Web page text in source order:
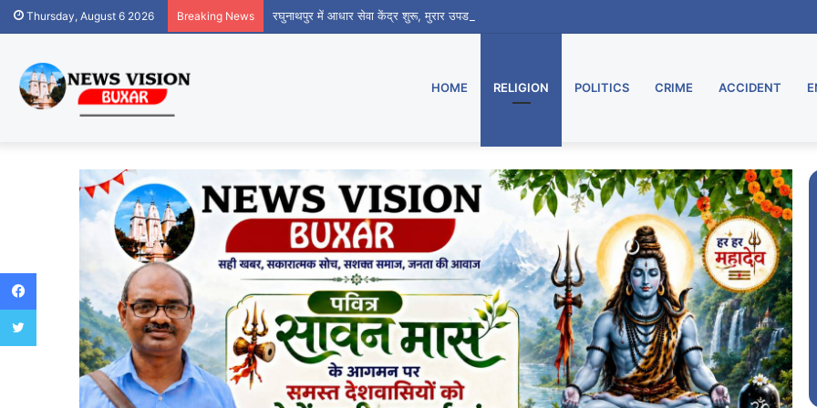
Thursday, August 6 2026 Breaking News रघुनाथपुर में आधार सेवा केंद्र शुरू, मुरार उपडाकघर नए भवन में हुआ स्थानांतरित
HOME RELIGION POLITICS CRIME ACCIDENT
Facebook